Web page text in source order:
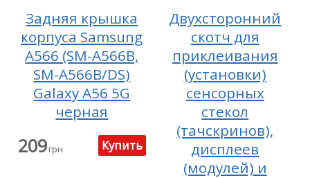
Задняя крышка
корпуса Samsung
A566 (SM-A566B,
SM-A566B/DS)
Galaxy A56 5G
черная
209грн
Двухсторонний
скотч для
приклеивания
(установки)
сенсорных
стекол
(тачскринов),
дисплеев
(модулей) и